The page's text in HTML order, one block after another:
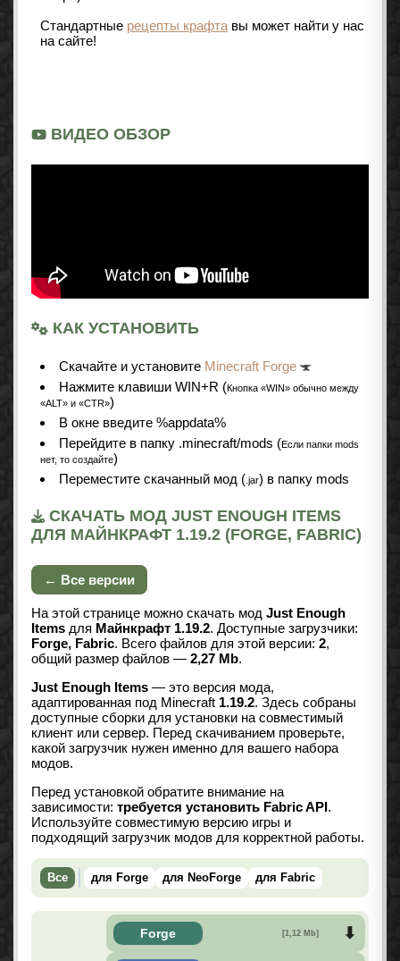
Стандартные рецепты крафта вы может найти у нас
на сайте!
ВИДЕО ОБЗОР
КАК УСТАНОВИТЬ
Cкачайте и установите Minecraft Forge
Нажмите клавиши WIN+R (Кнопка «WIN» обычно между
«ALT» и «CTR»)
В окне введите %appdata%
Перейдите в папку .minecraft/mods (Если папки mods
нет, то создайте)
Переместите скачанный мод ( .jar) в папку mods
СКАЧАТЬ МОД JUST ENOUGH ITEMS
ДЛЯ МАЙНКРАФТ 1.19.2 (FORGE, FABRIC)
← Все версии
На этой странице можно скачать мод Just Enough
Items для Майнкрафт 1.19.2. Доступные загрузчики:
Forge, Fabric. Всего файлов для этой версии: 2,
общий размер файлов — 2,27 Mb.
Just Enough Items — это версия мода,
адаптированная под Minecraft 1.19.2. Здесь собраны
доступные сборки для установки на совместимый
клиент или сервер. Перед скачиванием проверьте,
какой загрузчик нужен именно для вашего набора
модов.
Перед установкой обратите внимание на
зависимости: требуется установить Fabric API.
Используйте совместимую версию игры и
подходящий загрузчик модов для корректной работы.
Все для Forge для NeoForge для Fabric
Forge [1,12 Mb]